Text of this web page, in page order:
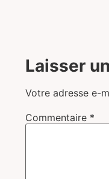
Laisser
Votre adresse e-
Commentaire *